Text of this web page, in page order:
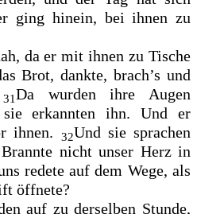
ging hinein, bei ihnen zu
da er mit ihnen zu Tische
Brot, dankte, brach’s und
31Da wurden ihre Augen
erkannten ihn. Und er
ihnen.
32Und sie sprachen
nicht unser Herz in
redete auf dem Wege, als
öffnete?
auf zu derselben Stunde,